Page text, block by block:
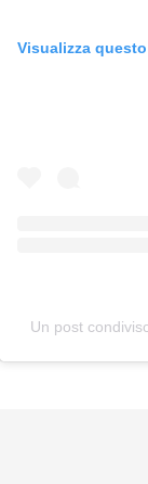
Visualizza
Un post